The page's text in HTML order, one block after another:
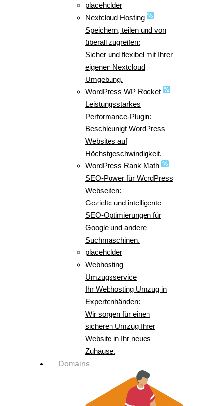
placeholder
Nextcloud Hosting
Speichern, teilen und von
überall zugreifen:
Sicher und flexibel mit Ihrer
eigenen Nextcloud
Umgebung.
WordPress WP Rocket
Leistungsstarkes
Performance-Plugin:
Beschleunigt WordPress
Websites auf
Höchstgeschwindigkeit.
WordPress Rank Math
SEO-Power für WordPress
Webseiten:
Gezielte und intelligente
SEO-Optimierungen für
Google und andere
Suchmaschinen.
placeholder
Webhosting
Umzugsservice
Ihr Webhosting Umzug in
Expertenhänden:
Wir sorgen für einen
sicheren Umzug Ihrer
Website in Ihr neues
Zuhause.
Domains